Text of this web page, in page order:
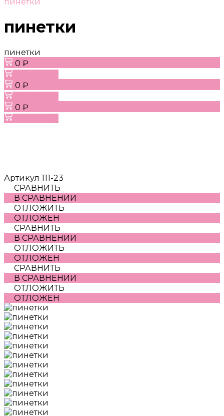
пинетки
пинетки
0 ₽
0 ₽
0 ₽
Артикул 111-23
СРАВНИТЬ
В СРАВНЕНИИ
ОТЛОЖИТЬ
ОТЛОЖЕН
СРАВНИТЬ
В СРАВНЕНИИ
ОТЛОЖИТЬ
ОТЛОЖЕН
СРАВНИТЬ
В СРАВНЕНИИ
ОТЛОЖИТЬ
ОТЛОЖЕН